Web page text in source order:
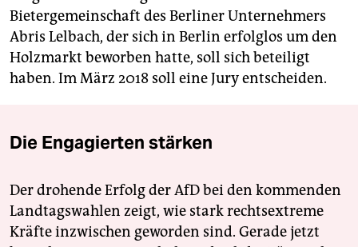
Bietergemeinschaft des Berliner Unternehmers
Abris Lelbach, der sich in Berlin erfolglos um den
Holzmarkt beworben hatte, soll sich beteiligt
haben. Im März 2018 soll eine Jury entscheiden.
Die Engagierten stärken
Der drohende Erfolg der AfD bei den kommenden
Landtagswahlen zeigt, wie stark rechtsextreme
Kräfte inzwischen geworden sind. Gerade jetzt